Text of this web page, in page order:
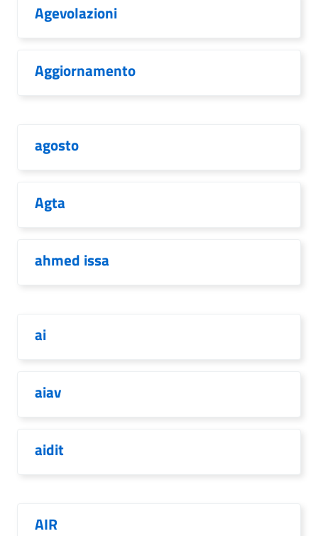
Agevolazioni
Aggiornamento
agosto
Agta
ahmed issa
ai
aiav
aidit
AIR